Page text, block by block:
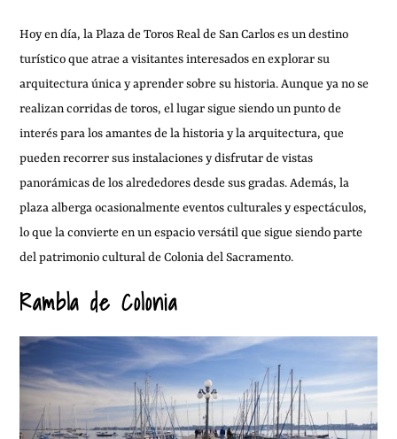
Hoy en día, la Plaza de Toros Real de San Carlos es un destino
turístico que atrae a visitantes interesados en explorar su
arquitectura única y aprender sobre su historia. Aunque ya no se
realizan corridas de toros, el lugar sigue siendo un punto de
interés para los amantes de la historia y la arquitectura, que
pueden recorrer sus instalaciones y disfrutar de vistas
panorámicas de los alrededores desde sus gradas. Además, la
plaza alberga ocasionalmente eventos culturales y espectáculos,
lo que la convierte en un espacio versátil que sigue siendo parte
del patrimonio cultural de Colonia del Sacramento.
Rambla de Colonia